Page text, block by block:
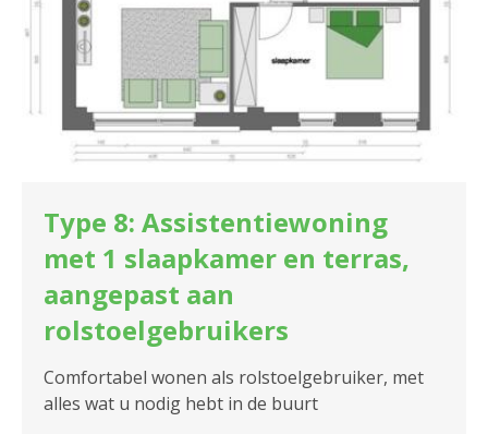
Type 8: Assistentiewoning
met 1 slaapkamer en terras,
aangepast aan
rolstoelgebruikers
Comfortabel wonen als rolstoelgebruiker, met
alles wat u nodig hebt in de buurt